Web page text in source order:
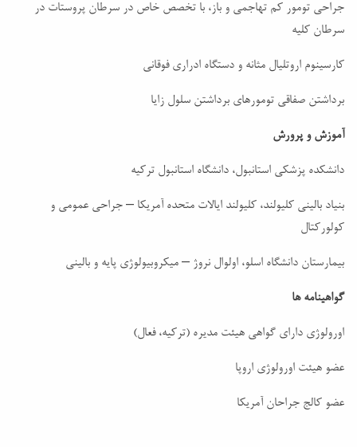
جراحی تومور کم تهاجمی و باز، با تخصص خاص در سرطان پروستات در
سرطان کلیه
کارسینوم اروتلیال مثانه و دستگاه ادراری فوقانی
برداشتن صفاقی تومورهای برداشتن سلول زایا
آموزش و پرورش
دانشکده پزشکی استانبول، دانشگاه استانبول ترکیه
بنیاد بالینی کلیولند، کلیولند ایالات متحده آمریکا – جراحی عمومی و
کولورکتال
بیمارستان دانشگاه اسلو، اولوال نروژ – میکروبیولوژی پایه و بالینی
گواهینامه ها
اورولوژی دارای گواهی هیئت مدیره (ترکیه، فعال)
عضو هیئت اورولوژی اروپا
عضو کالج جراحان آمریکا